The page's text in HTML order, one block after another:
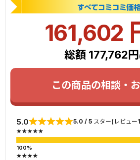
161,602
総額 177,762円
この商品の相談・
5.0 5.0 / 5 スター(レビュー
★★★★★
★★★★